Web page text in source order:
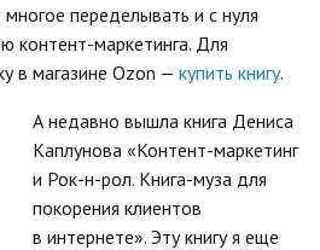
переделывать и с нуля
контент-маркетинга. Для
в магазине Ozon — купить книгу.
А недавно вышла книга Дениса
Каплунова «Контент-маркетинг
и Рок-н-рол. Книга-муза для
покорения клиентов
в интернете». Эту книгу я еще